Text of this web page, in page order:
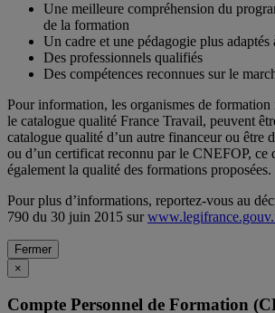
Une meilleure compréhension du
de la formation
Un cadre et une pédagogie plus adaptés
Des professionnels qualifiés
Des compétences reconnues sur le
Pour information, les organismes de formation
le catalogue qualité France Travail, peuvent
catalogue qualité d’un autre financeur ou être
ou d’un certificat reconnu par le CNEFOP, ce
également la qualité des formations proposées.
Pour plus d’informations, reportez-vous au
790 du 30 juin 2015 sur
Fermer
×
Compte Personnel de Formation